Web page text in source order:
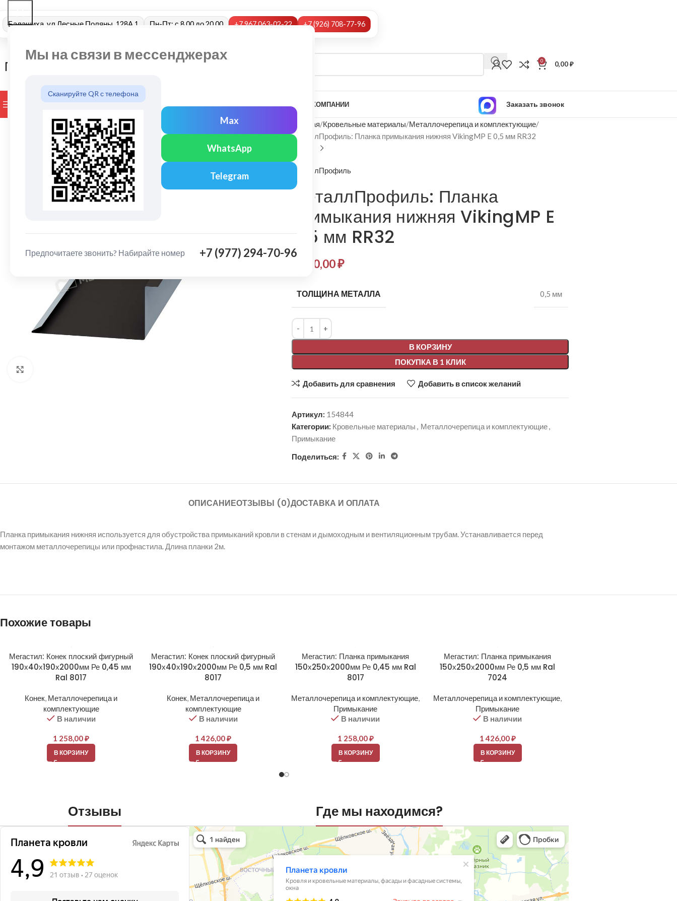
Мы на связи в мессенджерах
Сканируйте QR с телефона
Max
WhatsApp
Telegram
Предпочитаете звонить? Набирайте номер +7 (977) 294-70-96
Балашиха, ул Лесные Поляны, 128А 1 Пн-Пт: с 8.00 до 20.00 +7 967 063-02-22 +7 (926) 708-77-96
0 0,00₽
ПРОСМОТР КАТЕГОРИЙ БРЕНДЫ О КОМПАНИИ Заказать звонок
Главная Кровельные материалы Металлочерепица и комплектующие
МеталлПрофиль: Планка примыкания нижняя VikingMP E 0,5 мм RR32
МеталлПрофиль
МеталлПрофиль: Планка
примыкания нижняя VikingMP E
0,5 мм RR32
2 300,00₽
ТОЛЩИНА МЕТАЛЛА 0,5 мм
В КОРЗИНУ
ПОКУПКА В 1 КЛИК
Alternative:
Добавить для сравнения Добавить в список желаний
Артикул: 154844
Категории: Кровельные материалы , Металлочерепица и комплектующие,
Примыкание
Поделиться:
ОПИСАНИЕОТЗЫВЫ (0)ДОСТАВКА И ОПЛАТА
Планка примыкания нижняя используется для обустройства примыканий кровли в стенам и дымоходным и вентиляционным трубам. Устанавливается перед
монтажом металлочерепицы или профнастила. Длина планки 2м.
Похожие товары
Мегастил: Конек плоский фигурный
190х40х190х2000мм Ре 0,45 мм
Ral 8017
Конек, Металлочерепица и
комплектующие
В наличии
1 258,00₽
В КОРЗИНУ
Мегастил: Конек плоский фигурный
190х40х190х2000мм Ре 0,5 мм Ral
8017
Конек, Металлочерепица и
комплектующие
В наличии
1 426,00₽
В КОРЗИНУ
Мегастил: Планка примыкания
150х250х2000мм Ре 0,45 мм Ral
8017
Металлочерепица и комплектующие,
Примыкание
В наличии
1 258,00₽
В КОРЗИНУ
Мегастил: Планка примыкания
150х250х2000мм Ре 0,5 мм Ral
7024
Металлочерепица и комплектующие,
Примыкание
В наличии
1 426,00₽
В КОРЗИНУ
Отзывы Где мы находимся?
Планета кровли
Кровля и кровельные материалы в Балашихе
Окна в Балашихе